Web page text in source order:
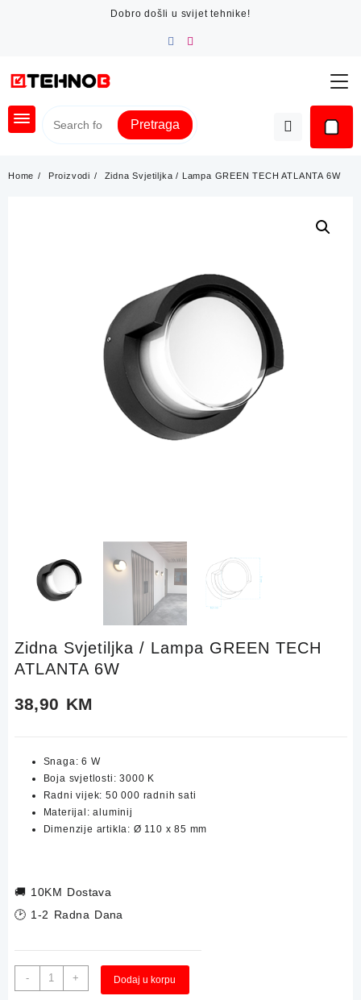
Dobro došli u svijet tehnike!
Pretraga
Home Proizvodi Zidna Svjetiljka / Lampa GREEN TECH ATLANTA 6W
Zidna Svjetiljka / Lampa GREEN TECH
ATLANTA 6W
38,90 KM
Snaga: 6 W
Boja svjetlosti: 3000 K
Radni vijek: 50 000 radnih sati
Materijal: aluminij
Dimenzije artikla: Ø 110 x 85 mm
🚚 10KM Dostava
🕑 1-2 Radna Dana
-
Zidna
Svjetiljka
+ Dodaj u korpu